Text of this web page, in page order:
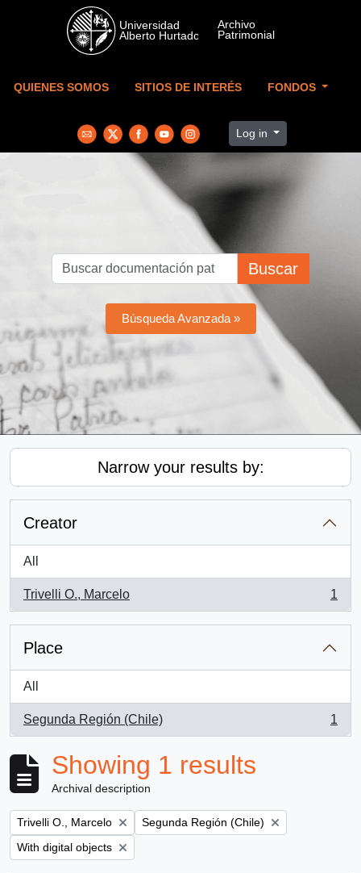
Skip to main content
QUIENES SOMOS SITIOS DE INTERÉS FONDOS
Log in
Buscar
Búsqueda Avanzada »
Narrow your results by:
Creator
All
Trivelli O., Marcelo
, 1 results
1
Place
All
Segunda Región (Chile)
, 1 results
1
Showing 1 results
Archival description
Remove filter:
Trivelli O., Marcelo Remove filter:
Segunda Región (Chile)
Remove filter:
With digital objects